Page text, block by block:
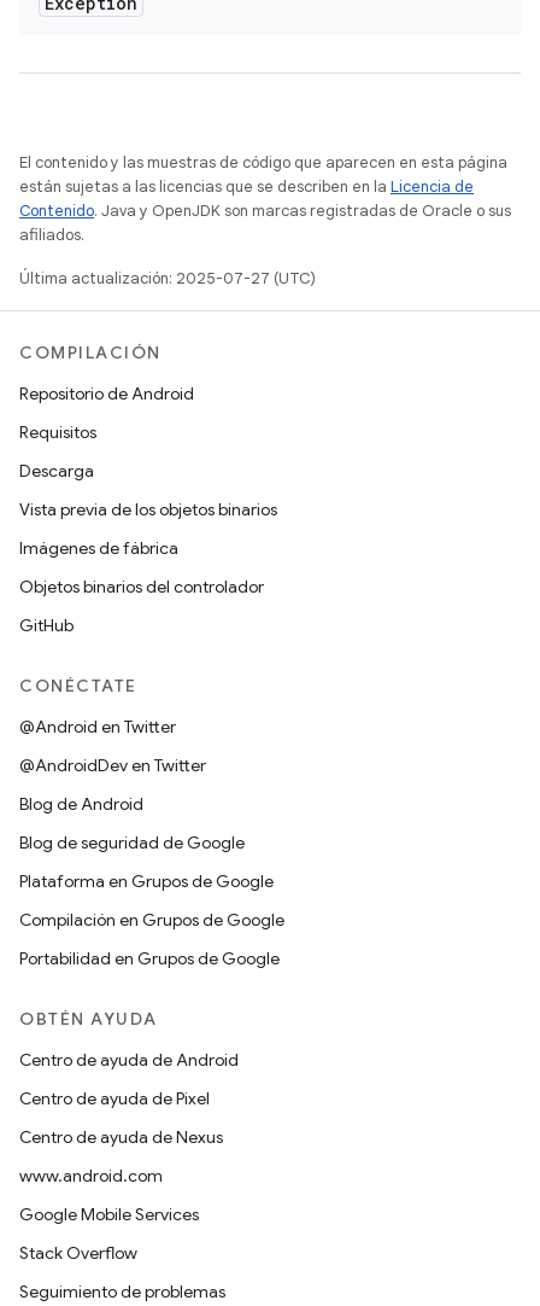
El contenido y las muestras de código que aparecen en esta página
están sujetas a las licencias que se describen en la Licencia de
Contenido. Java y OpenJDK son marcas registradas de Oracle o sus
afiliados.
Última actualización: 2025-07-27 (UTC)
COMPILACIÓN
Repositorio de Android
Requisitos
Descarga
Vista previa de los objetos binarios
Imágenes de fábrica
Objetos binarios del controlador
GitHub
CONÉCTATE
@Android en Twitter
@AndroidDev en Twitter
Blog de Android
Blog de seguridad de Google
Plataforma en Grupos de Google
Compilación en Grupos de Google
Portabilidad en Grupos de Google
OBTÉN AYUDA
Centro de ayuda de Android
Centro de ayuda de Pixel
Centro de ayuda de Nexus
www.android.com
Google Mobile Services
Stack Overflow
Seguimiento de problemas